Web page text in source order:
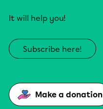
It will help you!
Subscribe here!
Make a donation